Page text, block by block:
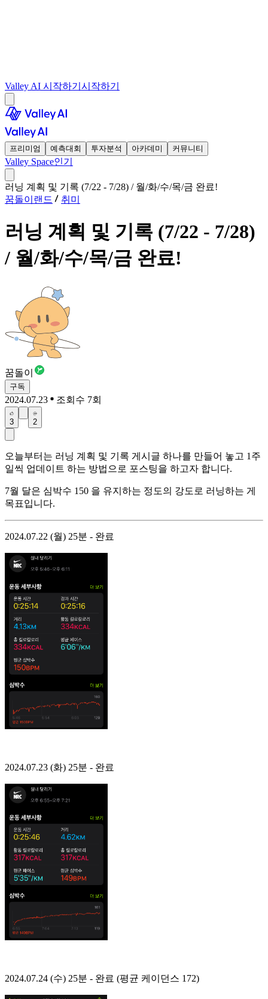
Valley AI 시작하기 시작하기
프리미엄 예측대회 투자분석 아카데미 커뮤니티
Valley Space인기
러닝 계획 및 기록 (7/22 - 7/28) / 월/화/수/목/금 완료!
꿈돌이랜드
취미
러닝 계획 및 기록 (7/22 - 7/28)
/ 월/화/수/목/금 완료!
꿈돌이
구독
2024.07.23 조회수 7회
3 2
오늘부터는 러닝 계획 및 기록 게시글 하나를 만들어 놓고 1주
일씩 업데이트 하는 방법으로 포스팅을 하고자 합니다.
7월 달은 심박수 150 을 유지하는 정도의 강도로 러닝하는 게
목표입니다.
2024.07.22 (월) 25분 - 완료
2024.07.23 (화) 25분 - 완료
2024.07.24 (수) 25분 - 완료 (평균 케이던스 172)